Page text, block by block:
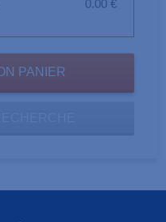
0.00 €